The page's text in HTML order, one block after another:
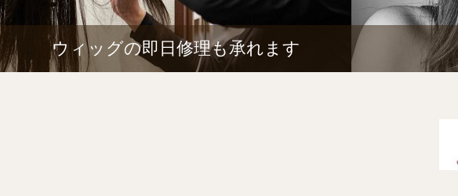
ウィッグの即日修理も承れます